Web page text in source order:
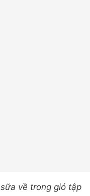
về trong gió tập